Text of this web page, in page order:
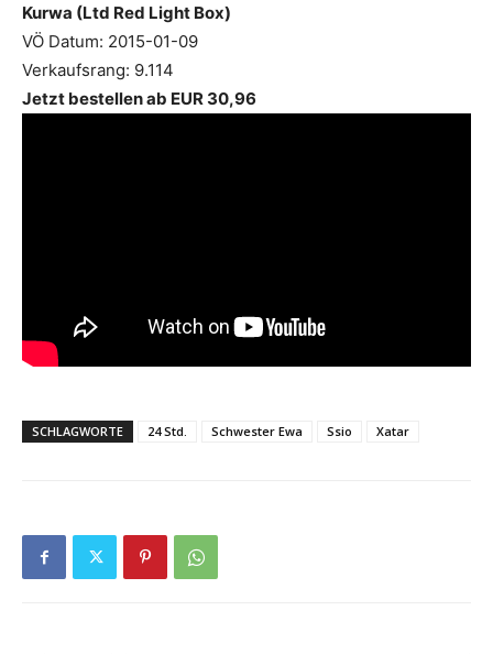
Kurwa (Ltd Red Light Box)
VÖ Datum: 2015-01-09
Verkaufsrang: 9.114
Jetzt bestellen ab EUR 30,96
SCHLAGWORTE 24 Std. Schwester Ewa Ssio Xatar